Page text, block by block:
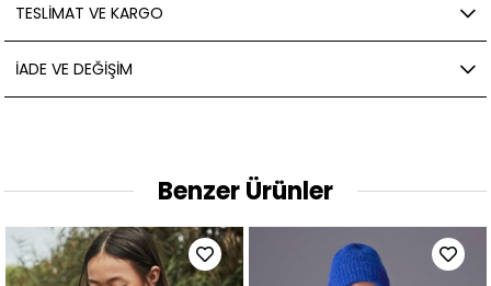
TESLIMAT VE KARGO
İADE VE DEĞIŞIM
Benzer Ürünler